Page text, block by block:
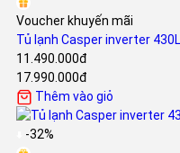
Voucher khuyến mãi
Tủ lạnh Casper inverter
11.490.000đ
17.990.000đ
Thêm vào giỏ
-32%